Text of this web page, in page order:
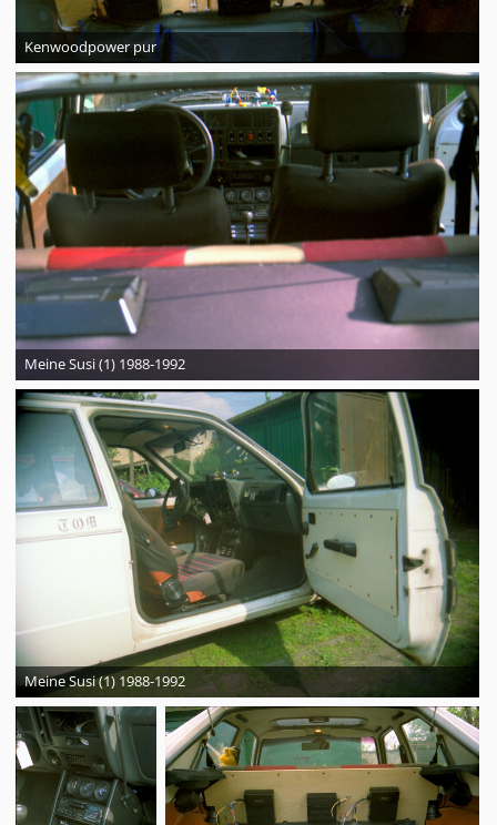
Kenwoodpower pur
Meine Susi (1) 1988-1992
Meine Susi (1) 1988-1992